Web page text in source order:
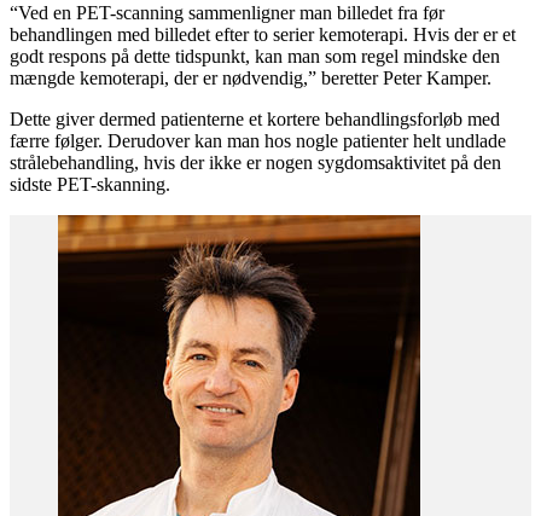
“Ved en PET-scanning sammenligner man billedet fra før
behandlingen med billedet efter to serier kemoterapi. Hvis der er et
godt respons på dette tidspunkt, kan man som regel mindske den
mængde kemoterapi, der er nødvendig,” beretter Peter Kamper.
Dette giver dermed patienterne et kortere behandlingsforløb med
færre følger. Derudover kan man hos nogle patienter helt undlade
strålebehandling, hvis der ikke er nogen sygdomsaktivitet på den
sidste PET-skanning.